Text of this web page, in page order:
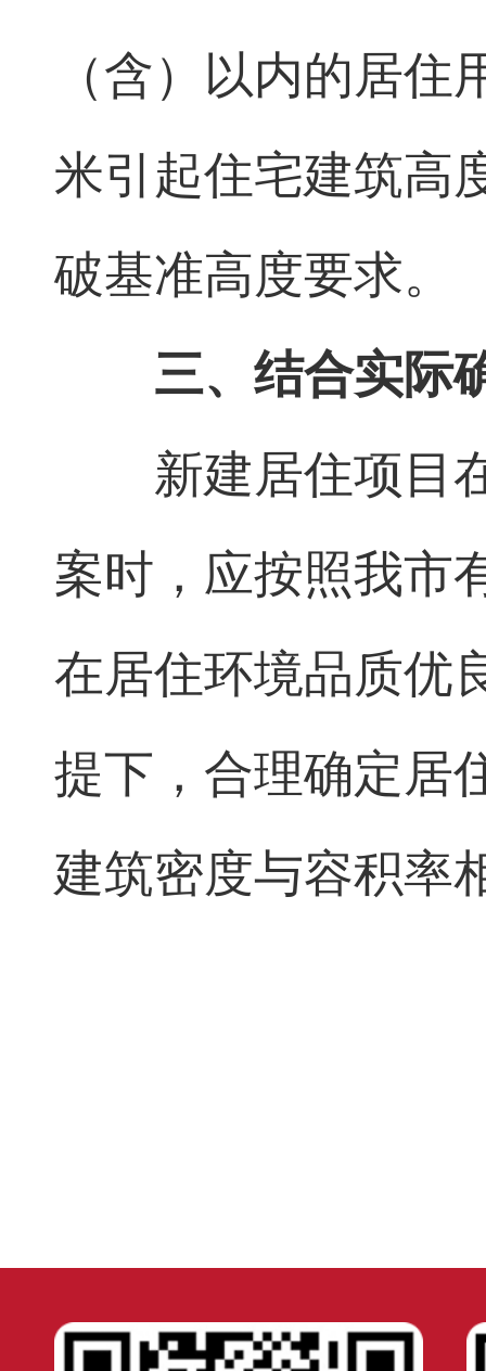
（含）以内的居
米引起住宅建筑高
破基准高度要求。
三、结合实际
新建居住项目
案时，应按照我市
在居住环境品质优
提下，合理确定居
建筑密度与容积率